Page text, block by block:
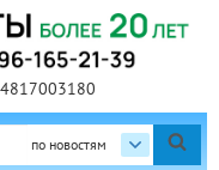
по новостям